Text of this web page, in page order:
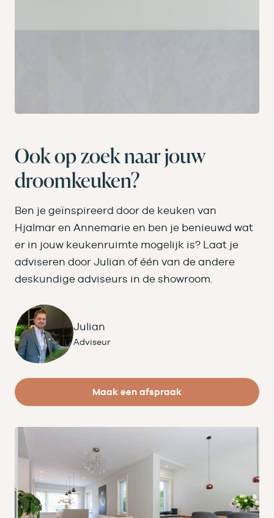
Ook op zoek naar jouw
droomkeuken?
Ben je geïnspireerd door de keuken van
Hjalmar en Annemarie en ben je benieuwd wat
er in jouw keukenruimte mogelijk is? Laat je
adviseren door Julian of één van de andere
deskundige adviseurs in de showroom.
Julian
Adviseur
Maak een afspraak